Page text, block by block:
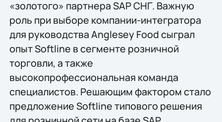
«золотого» партнера SAP СНГ. Важную
роль при выборе компании-интегратора
для руководства Anglesey Food сыграл
опыт Softline в сегменте розничной
торговли, а также
высокопрофессиональная команда
специалистов. Решающим фактором стало
предложение Softline типового решения